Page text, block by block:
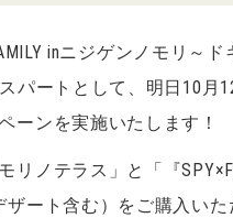
inニジゲンノモリ～
パートとして、明日10月
ーンを実施いたします！
ノテラス」と「『
ート含む）をご購入い